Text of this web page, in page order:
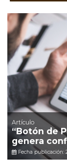
Artículo
“Botón de
genera
Fecha publicación: